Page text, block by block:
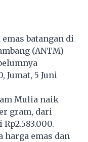
emas batangan di
(ANTM)
Jumat, 5 Juni
Mulia naik
gram, dari
emas dan